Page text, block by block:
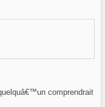
comprendrait